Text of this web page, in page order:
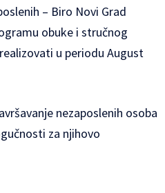
– Biro Novi Grad
obuke i stručnog
u periodu August
nezaposlenih osoba
za njihovo